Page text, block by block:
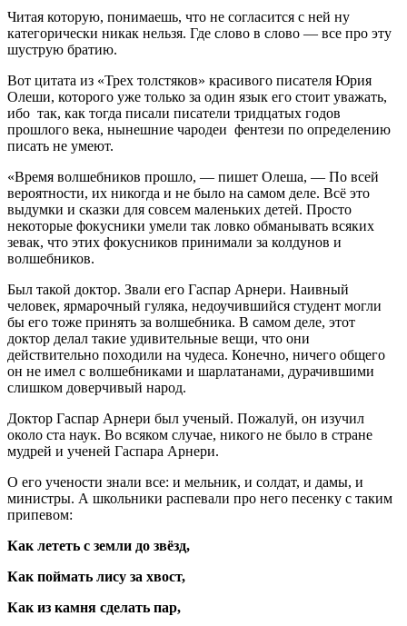
Читая которую, понимаешь, что не согласится с ней ну
категорически никак нельзя. Где слово в слово — все про эту
шуструю братию.
Вот цитата из «Трех толстяков» красивого писателя Юрия
Олеши, которого уже только за один язык его стоит уважать,
ибо так, как тогда писали писатели тридцатых годов
прошлого века, нынешние чародеи фентези по определению
писать не умеют.
«Время волшебников прошло, — пишет Олеша, — По всей
вероят­ности, их никогда и не было на самом деле. Всё это
выдумки и сказки для совсем маленьких детей. Просто
некоторые фокусники умели так ловко об­манывать всяких
зевак, что этих фокусников при­нимали за колдунов и
волшебников.
Был такой доктор. Звали его Гаспар Арнери. Наивный
человек, ярмарочный гуляка, недоучив­шийся студент могли
бы его тоже принять за вол­шебника. В самом деле, этот
доктор делал такие удивительные вещи, что они
действительно походи­ли на чудеса. Конечно, ничего общего
он не имел с волшебниками и шарлатанами, дурачившими
слишком доверчивый народ.
Доктор Гаспар Арнери был ученый. Пожалуй, он изучил
около ста наук. Во всяком случае, никого не было в стране
мудрей и ученей Гаспара Арнери.
О его учености знали все: и мельник, и солдат, и дамы, и
министры. А школьники распевали про него песенку с таким
припевом:
Как лететь с земли до звёзд,
Как поймать лису за хвост,
Как из камня сделать пар,